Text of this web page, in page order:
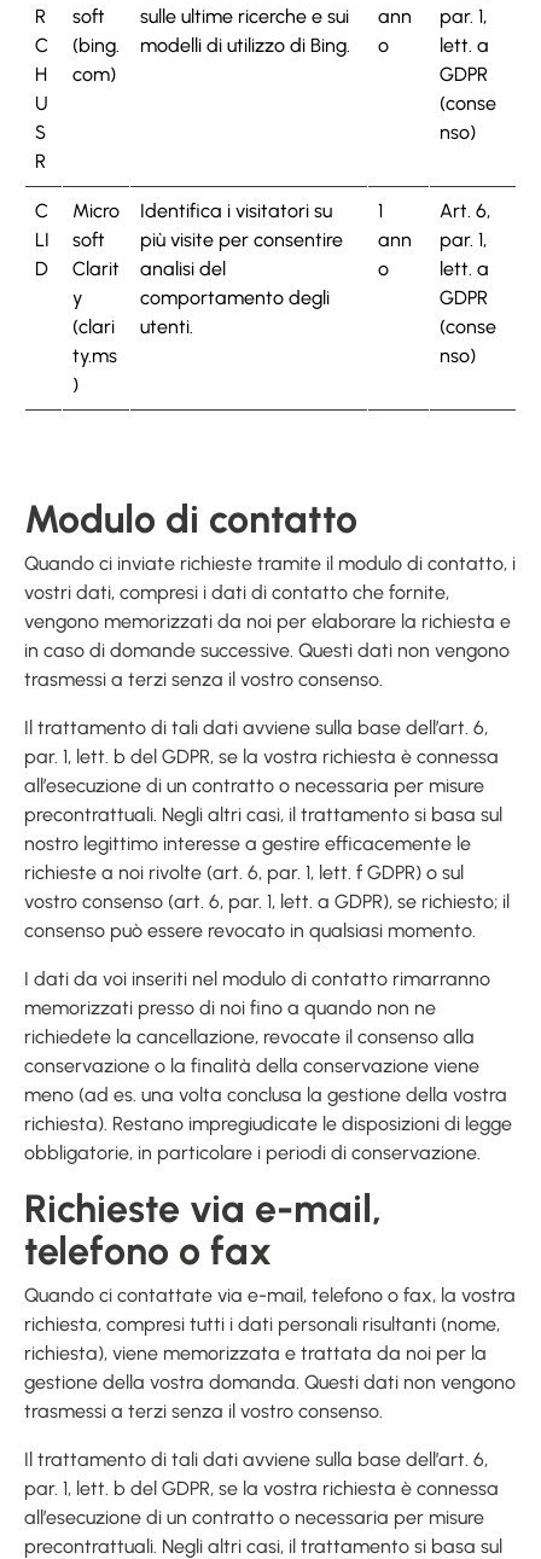
R
C
H
U
S
R
soft
(bing.
com)
sulle ultime ricerche e sui
modelli di utilizzo di Bing.
ann
o
par. 1,
lett. a
GDPR
(conse
nso)
C
LI
D
Micro
soft
Clarit
y
(clari
ty.ms
)
Identifica i visitatori su
più visite per consentire
analisi del
comportamento degli
utenti.
1
ann
o
Art. 6,
par. 1,
lett. a
GDPR
(conse
nso)
Modulo di contatto
Quando ci inviate richieste tramite il modulo di contatto, i
vostri dati, compresi i dati di contatto che fornite,
vengono memorizzati da noi per elaborare la richiesta e
in caso di domande successive. Questi dati non vengono
trasmessi a terzi senza il vostro consenso.
Il trattamento di tali dati avviene sulla base dell’art. 6,
par. 1, lett. b del GDPR, se la vostra richiesta è connessa
all’esecuzione di un contratto o necessaria per misure
precontrattuali. Negli altri casi, il trattamento si basa sul
nostro legittimo interesse a gestire efficacemente le
richieste a noi rivolte (art. 6, par. 1, lett. f GDPR) o sul
vostro consenso (art. 6, par. 1, lett. a GDPR), se richiesto; il
consenso può essere revocato in qualsiasi momento.
I dati da voi inseriti nel modulo di contatto rimarranno
memorizzati presso di noi fino a quando non ne
richiedete la cancellazione, revocate il consenso alla
conservazione o la finalità della conservazione viene
meno (ad es. una volta conclusa la gestione della vostra
richiesta). Restano impregiudicate le disposizioni di legge
obbligatorie, in particolare i periodi di conservazione.
Richieste via e-mail,
telefono o fax
Quando ci contattate via e-mail, telefono o fax, la vostra
richiesta, compresi tutti i dati personali risultanti (nome,
richiesta), viene memorizzata e trattata da noi per la
gestione della vostra domanda. Questi dati non vengono
trasmessi a terzi senza il vostro consenso.
Il trattamento di tali dati avviene sulla base dell’art. 6,
par. 1, lett. b del GDPR, se la vostra richiesta è connessa
all’esecuzione di un contratto o necessaria per misure
precontrattuali. Negli altri casi, il trattamento si basa sul